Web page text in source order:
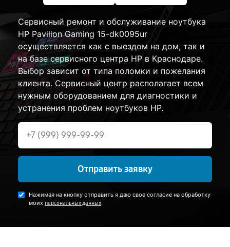
Сервисный ремонт и обслуживание ноутбука
HP Pavilion Gaming 15-dk0095ur
осуществляется как с выездом на дом, так и
на базе сервисного центра HP в Краснодаре.
Выбор зависит от типа поломки и пожелания
клиента. Сервисный центр располагает всем
нужным оборудованием для диагностики и
устранения проблем ноутбуков HP.
Отправить заявку
Нажимая на кнопку отправить я даю свое согласие на обработку
моих персональных данных.